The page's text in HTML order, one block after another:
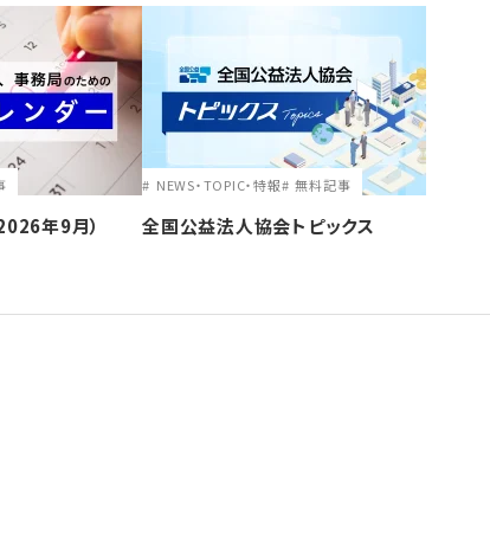
年9月）
NEWS・TOPIC・特報 無料記事
全国公益法人協会トピックス